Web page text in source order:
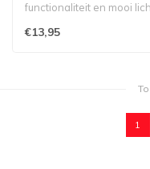
functionaliteit en mooi
€13,95
1